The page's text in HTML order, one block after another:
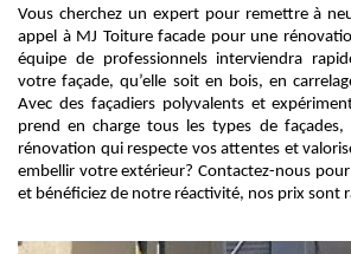
Vous cherchez un expert pour remettre à
appel à MJ Toiture facade pour une
équipe de professionnels interviendra
votre façade, qu’elle soit en bois, en
Avec des façadiers polyvalents et
prend en charge tous les types de
rénovation qui respecte vos attentes et
embellir votre extérieur? Contactez-nous
et bénéficiez de notre réactivité, nos prix sont